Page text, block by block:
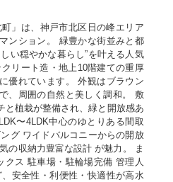
」は、神戸市北区日の峰エリア
ンション。 緑豊かな街並みと都
い穏やかな暮らし”を叶える人気
リート造・地上10階建ての重厚
優れています。 外観はブラウン
、周囲の自然と美しく調和。 敷
と植栽が整備され、緑と開放感あ
〜4LDK中心のゆとりある間取
グ ワイドバルコニーからの開放
の収納力豊富な設計 が魅力。 ま
クス 駐車場・駐輪場完備 管理人
安全性・利便性・快適性が高水